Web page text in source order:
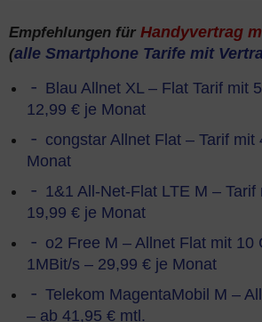
Empfehlungen für Handyvertrag
(alle Smartphone Tarife mit
Blau Allnet XL – Flat Tarif mit
12,99 € je Monat
congstar Allnet Flat – Tarif mit
Monat
1&1 All-Net-Flat LTE M – Tarif
19,99 € je Monat
o2 Free M – Allnet Flat mit 10
1MBit/s – 29,99 € je Monat
Telekom MagentaMobil M –
– ab 41,95 € mtl.